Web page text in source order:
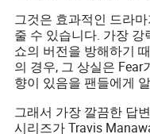
그것은 효과적인 드라
줄 수 있습니다. 가장
쇼의 버전을 방해하기
의 경우, 그 상실은
향이 있음을 팬들에게
그래서 가장 깔끔한 답
시리즈가 Travis